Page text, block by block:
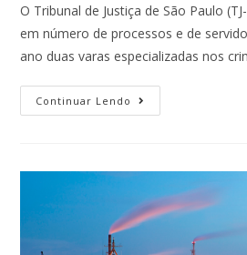
O Tribunal de Justiça de São Paulo
em número de processos e de
ano duas varas especializadas nos
Continuar Lendo